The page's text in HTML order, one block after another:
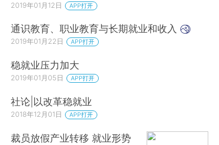
2019年01月12日 APP打开
通识教育、职业教育与长期就业和收入
2019年01月22日 APP打开
稳就业压力加大
2019年01月05日 APP打开
社论|以改革稳就业
2018年12月01日 APP打开
裁员放假产业转移 就业形势